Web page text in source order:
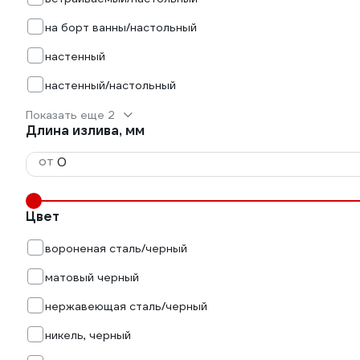
на борт ванны/настольный
настенный
настенный/настольный
Показать еще 2
Длина излива, мм
от
Цвет
вороненая сталь/черный
матовый черный
нержавеющая сталь/черный
никель, черный